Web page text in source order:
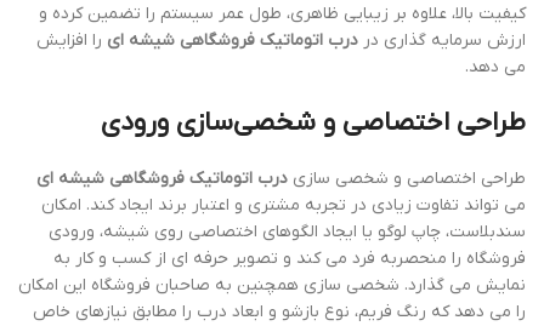
کیفیت بالا، علاوه بر زیبایی ظاهری، طول عمر سیستم را تضمین کرده و
ارزش سرمایه گذاری در درب اتوماتیک فروشگاهی شیشه ای را افزایش
می دهد.
طراحی اختصاصی و شخصی‌سازی ورودی
طراحی اختصاصی و شخصی سازی درب اتوماتیک فروشگاهی شیشه ای
می تواند تفاوت زیادی در تجربه مشتری و اعتبار برند ایجاد کند. امکان
سندبلاست، چاپ لوگو یا ایجاد الگوهای اختصاصی روی شیشه، ورودی
فروشگاه را منحصربه فرد می کند و تصویر حرفه ای از کسب و کار به
نمایش می گذارد. شخصی سازی همچنین به صاحبان فروشگاه این امکان
را می دهد که رنگ فریم، نوع بازشو و ابعاد درب را مطابق نیازهای خاص